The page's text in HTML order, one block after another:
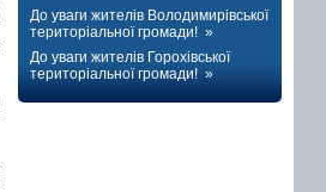
До уваги жителів Володимирівської
територіальної громади! »
До уваги жителів Горохівської
територіальної громади! »